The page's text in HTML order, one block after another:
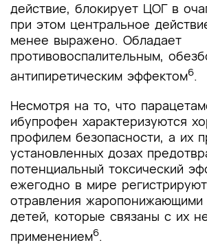
действие, блокирует ЦОГ в
при этом центральное
менее выражено. Обладает
противовоспалительным,
антипиретическим эффектом6.
Несмотря на то, что
ибупрофен характеризуются
профилем безопасности, а их
установленных дозах
потенциальный токсический
ежегодно в мире
отравления жаропонижающими
детей, которые связаны с их
применением6.